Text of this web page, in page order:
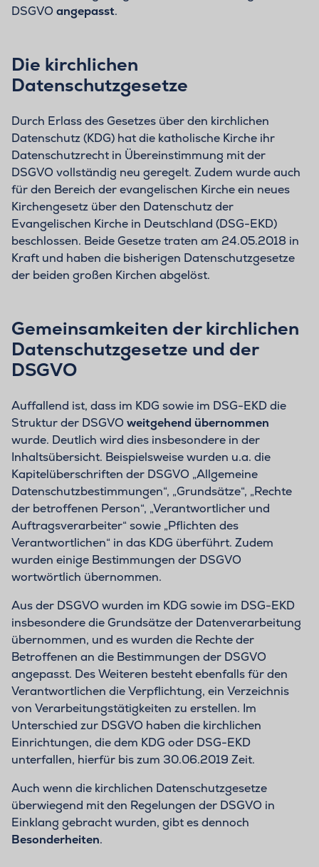
DSGVO angepasst.
Die kirchlichen
Datenschutzgesetze
Durch Erlass des Gesetzes über den kirchlichen
Datenschutz (KDG) hat die katholische Kirche ihr
Datenschutzrecht in Übereinstimmung mit der
DSGVO vollständig neu geregelt. Zudem wurde auch
für den Bereich der evangelischen Kirche ein neues
Kirchengesetz über den Datenschutz der
Evangelischen Kirche in Deutschland (DSG-EKD)
beschlossen. Beide Gesetze traten am 24.05.2018 in
Kraft und haben die bisherigen Datenschutzgesetze
der beiden großen Kirchen abgelöst.
Gemeinsamkeiten der kirchlichen
Datenschutzgesetze und der
DSGVO
Auffallend ist, dass im KDG sowie im DSG-EKD die
Struktur der DSGVO weitgehend übernommen
wurde. Deutlich wird dies insbesondere in der
Inhaltsübersicht. Beispielsweise wurden u.a. die
Kapitelüberschriften der DSGVO „Allgemeine
Datenschutzbestimmungen“, „Grundsätze“, „Rechte
der betroffenen Person“, „Verantwortlicher und
Auftragsverarbeiter“ sowie „Pflichten des
Verantwortlichen“ in das KDG überführt. Zudem
wurden einige Bestimmungen der DSGVO
wortwörtlich übernommen.
Aus der DSGVO wurden im KDG sowie im DSG-EKD
insbesondere die Grundsätze der Datenverarbeitung
übernommen, und es wurden die Rechte der
Betroffenen an die Bestimmungen der DSGVO
angepasst. Des Weiteren besteht ebenfalls für den
Verantwortlichen die Verpflichtung, ein Verzeichnis
von Verarbeitungstätigkeiten zu erstellen. Im
Unterschied zur DSGVO haben die kirchlichen
Einrichtungen, die dem KDG oder DSG-EKD
unterfallen, hierfür bis zum 30.06.2019 Zeit.
Auch wenn die kirchlichen Datenschutzgesetze
überwiegend mit den Regelungen der DSGVO in
Einklang gebracht wurden, gibt es dennoch
Besonderheiten.